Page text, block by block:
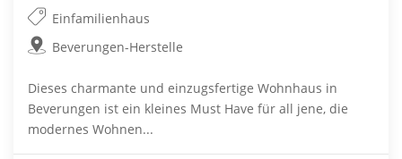
Einfamilienhaus
Beverungen-Herstelle
Dieses charmante und einzugsfertige Wohnhaus in
Beverungen ist ein kleines Must Have für all jene, die
modernes Wohnen...